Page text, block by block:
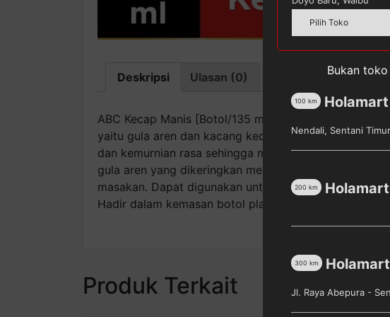
Deskripsi Ulasan (0)
ABC Kecap Manis [Botol/135 mL] merupakan kecap
yaitu gula aren dan kacang kedelai. Kecap manis
dan kemurnian rasa sehingga memberikan cita rasa
gula aren yang dikeringkan menggunakan panas
masakan. Dapat digunakan untuk berbagai sajian
Hadir dalam kemasan botol plastik praktis juga
Produk Terkait
Pilih Toko
Bukan
100 km
Nendali, Sentani Timur
200 km
300 km
Jl. Raya Abepura -